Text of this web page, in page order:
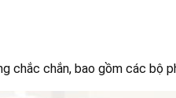
chắc chắn, bao gồm các bộ